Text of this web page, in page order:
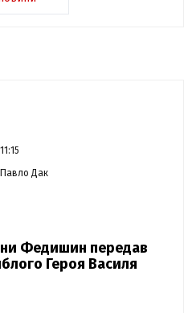
11:15
Павло Дак
Федишин передав
Героя Василя